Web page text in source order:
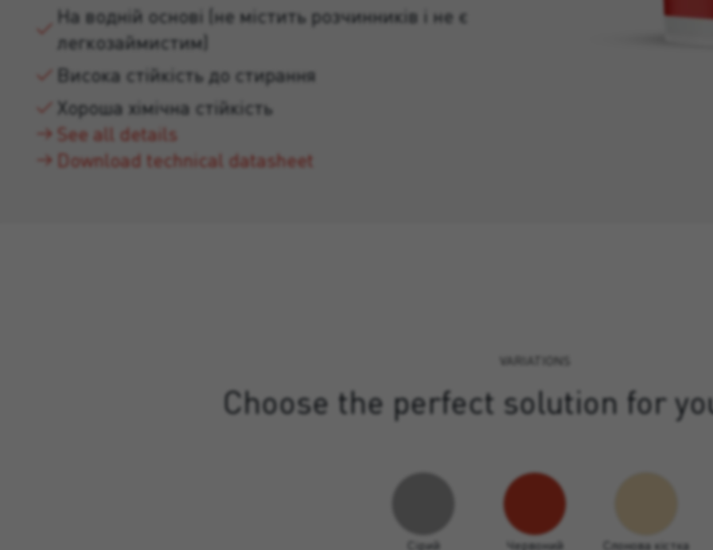
На водній основі (не містить розчинників і не є
легкозаймистим)
Висока стійкість до стирання
Хороша хімічна стійкість
See all details
Download technical datasheet
VARIATIONS
Choose the perfect solution for
Сірий Червоний Слонова кістка